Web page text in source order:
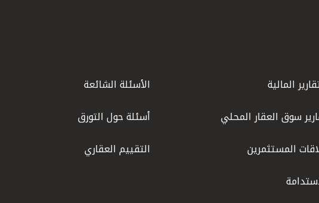
المالية
سوق العقار المحلي
المستثمرين
الأسئلة الشائعة
أسئلة حول التورق
التقييم العقاري